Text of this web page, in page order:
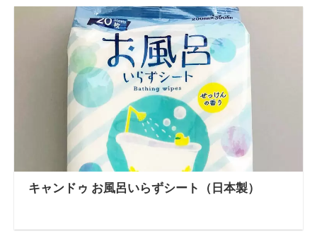
キャンドゥ お風呂いらずシート（日本製）